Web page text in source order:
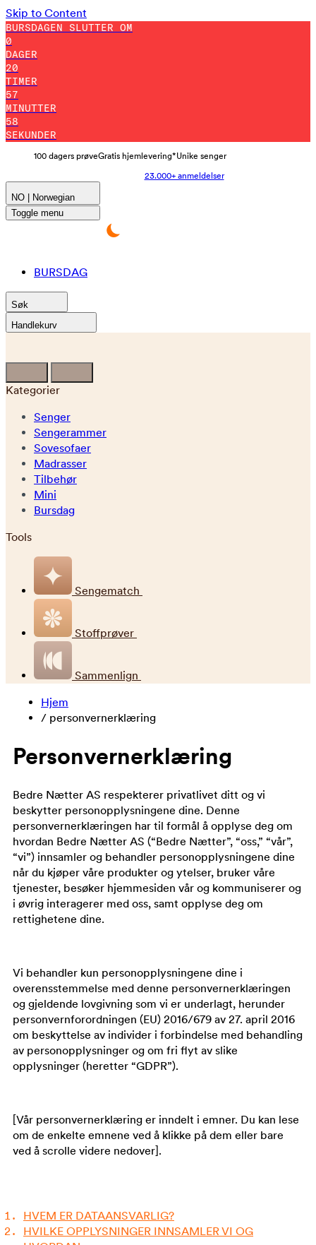
Skip to Content
BURSDAGEN SLUTTER OM
0
DAGER
20
TIMER
57
MINUTTER
57
SEKUNDER
100 dagers prøveGratis hjemlevering*Unike senger
23.000+ anmeldelser
NO | Norwegian
Toggle menu
BURSDAG
Søk
Handlekurv
Kategorier
Senger
Sengerammer
Sovesofaer
Madrasser
Tilbehør
Mini
Bursdag
Tools
Sengematch
Stoffprøver
Sammenlign
Hjem
/ personvernerklæring
Personvernerklæring
Bedre Nætter AS respekterer privatlivet ditt og vi
beskytter personopplysningene dine. Denne
personvernerklæringen har til formål å opplyse deg om
hvordan Bedre Nætter AS (“Bedre Nætter”, “oss,” “vår”,
“vi”) innsamler og behandler personopplysningene dine
når du kjøper våre produkter og ytelser, bruker våre
tjenester, besøker hjemmesiden vår og kommuniserer og
i øvrig interagerer med oss, samt opplyse deg om
rettighetene dine.
Vi behandler kun personopplysningene dine i
overensstemmelse med denne personvernerklæringen
og gjeldende lovgivning som vi er underlagt, herunder
personvernforordningen (EU) 2016/679 av 27. april 2016
om beskyttelse av individer i forbindelse med behandling
av personopplysninger og om fri flyt av slike
opplysninger (heretter “GDPR”).
[Vår personvernerklæring er inndelt i emner. Du kan lese
om de enkelte emnene ved å klikke på dem eller bare
ved å scrolle videre nedover].
HVEM ER DATAANSVARLIG?
HVILKE OPPLYSNINGER INNSAMLER VI OG